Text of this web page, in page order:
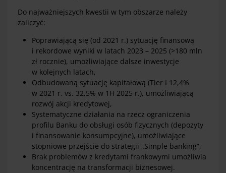
Do najważniejszych kwestii w tym obszarze należy
zaliczyć:
Poprawiającą się (od 2021 r.) sytuację finansową
i rekordowe wyniki w latach 2023 – 2025 (>180 mln
zł rocznie), umożliwiające dalsze inwestycje
w kolejnych latach,
Odbudowaną sytuację kapitałową (Tier I 12,4%
w 2021 r. vs. 32,5% w 1H 2025 r.), umożliwiającą
rozwój akcji kredytowej,
Systematyczne działania na rzecz ograniczenia
profilu Banku do obsługi osób fizycznych (depozyty
i finansowanie konsumpcyjne), umożliwiające
stopniowe przejście do strategii „Simple banking”,
Brak problemów z kredytami frankowymi umożliwia
koncentrację na transformacji biznesowej.